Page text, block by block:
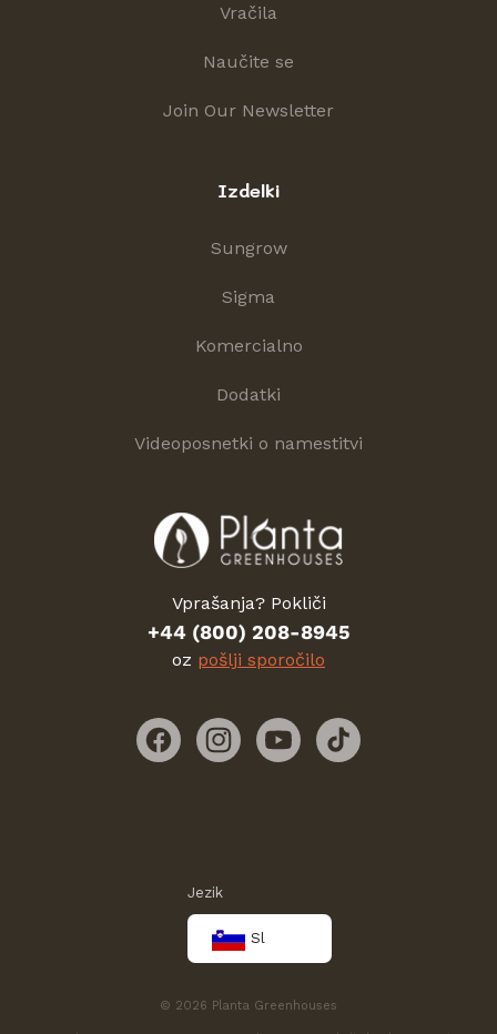
Vračila
Naučite se
Join Our Newsletter
Izdelki
Sungrow
Sigma
Komercialno
Dodatki
Videoposnetki o namestitvi
Vprašanja? Pokliči
+44 (800) 208-8945
oz pošlji sporočilo
FacebookInstagramYouTubeTikTok
Jezik
Sl
© 2026 Planta Greenhouses